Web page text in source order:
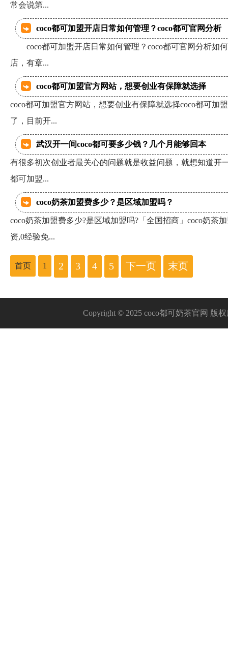
常会说第...
coco都可加盟开店日常如何管理？coco都可官网分析
coco都可加盟开店日常如何管理？coco都可官网分析如
店，有章...
coco都可加盟官方网站，想要创业有保障就选择
coco都可加盟官方网站，想要创业有保障就选择coco都可加
了，目前开...
武汉开一间coco都可要多少钱？几个月能够回本
有很多初次创业者最关心的问题就是收益问题，就想知道开
都可加盟...
coco奶茶加盟费多少？是区域加盟吗？
coco奶茶加盟费多少?是区域加盟吗?「全国招商」coco奶茶
资,0经验免...
首页 1 2 3 4 5 下一页 末页
Copyright © 2025 coco都可奶茶官网 版